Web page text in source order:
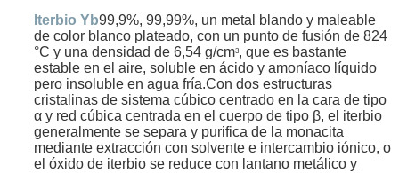
Iterbio Yb99,9%, 99,99%, un metal blando y maleable
de color blanco plateado, con un punto de fusión de 824
°C y una densidad de 6,54 g/cm3, que es bastante
estable en el aire, soluble en ácido y amoníaco líquido
pero insoluble en agua fría.Con dos estructuras
cristalinas de sistema cúbico centrado en la cara de tipo
α y red cúbica centrada en el cuerpo de tipo β, el iterbio
generalmente se separa y purifica de la monacita
mediante extracción con solvente e intercambio iónico, o
el óxido de iterbio se reduce con lantano metálico y